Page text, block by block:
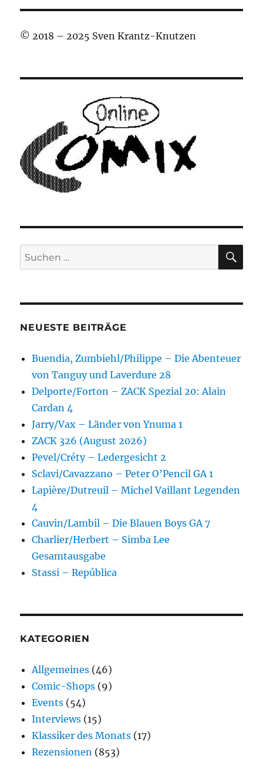
© 2018 – 2025 Sven Krantz-Knutzen
Suchen
nach:
NEUESTE BEITRÄGE
Buendia, Zumbiehl/Philippe – Die Abenteuer
von Tanguy und Laverdure 28
Delporte/Forton – ZACK Spezial 20: Alain
Cardan 4
Jarry/Vax – Länder von Ynuma 1
ZACK 326 (August 2026)
Pevel/Créty – Ledergesicht 2
Sclavi/Cavazzano – Peter O’Pencil GA 1
Lapière/Dutreuil – Michel Vaillant Legenden
4
Cauvin/Lambil – Die Blauen Boys GA 7
Charlier/Herbert – Simba Lee
Gesamtausgabe
Stassi – República
KATEGORIEN
Allgemeines (46)
Comic-Shops (9)
Events (54)
Interviews (15)
Klassiker des Monats (17)
Rezensionen (853)